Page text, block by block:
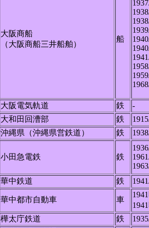
大阪商船
（大阪商船三井船舶）
船
大阪電気軌道 鉄
-
大和田回漕部
鉄
沖縄県（沖縄県営鉄道）
鉄
小田急電鉄 鉄
華中鉄道
鉄
華中都市自動車 車
樺太庁鉄道
鉄